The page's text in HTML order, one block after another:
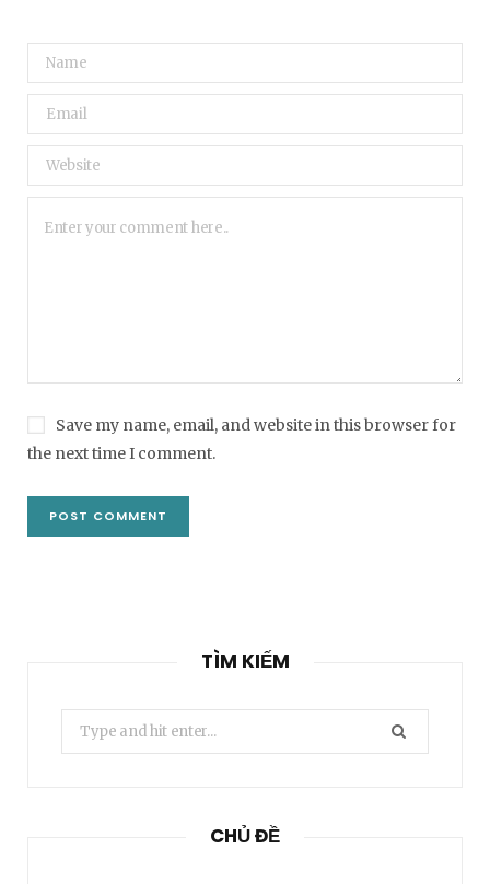
Save my name, email, and website in this browser for
the next time I comment.
TÌM KIẾM
Search
for:
CHỦ ĐỀ